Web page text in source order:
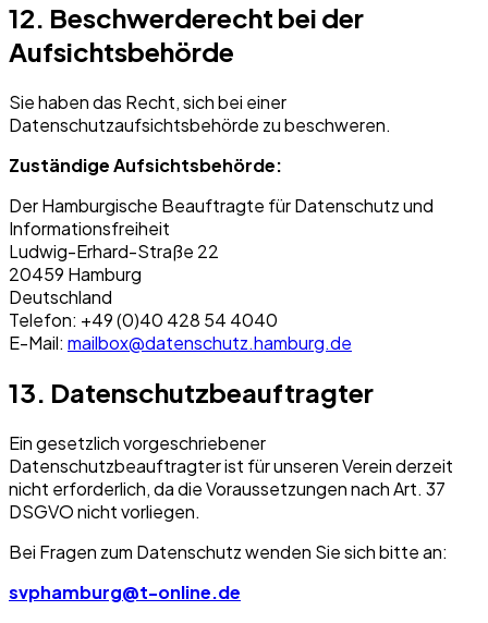
12. Beschwerderecht bei der
Aufsichtsbehörde
Sie haben das Recht, sich bei einer
Datenschutzaufsichtsbehörde zu beschweren.
Zuständige Aufsichtsbehörde:
Der Hamburgische Beauftragte für Datenschutz und
Informationsfreiheit
Ludwig-Erhard-Straße 22
20459 Hamburg
Deutschland
Telefon: +49 (0)40 428 54 4040
E-Mail: mailbox@datenschutz.hamburg.de
13. Datenschutzbeauftragter
Ein gesetzlich vorgeschriebener
Datenschutzbeauftragter ist für unseren Verein derzeit
nicht erforderlich, da die Voraussetzungen nach Art. 37
DSGVO nicht vorliegen.
Bei Fragen zum Datenschutz wenden Sie sich bitte an:
svphamburg@t-online.de